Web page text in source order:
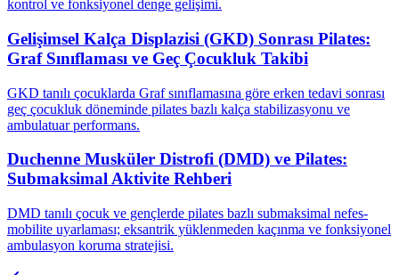
kontrol ve fonksiyonel denge gelişimi.
Gelişimsel Kalça Displazisi (GKD) Sonrası Pilates:
Graf Sınıflaması ve Geç Çocukluk Takibi
GKD tanılı çocuklarda Graf sınıflamasına göre erken tedavi sonrası
geç çocukluk döneminde pilates bazlı kalça stabilizasyonu ve
ambulatuar performans.
Duchenne Musküler Distrofi (DMD) ve Pilates:
Submaksimal Aktivite Rehberi
DMD tanılı çocuk ve gençlerde pilates bazlı submaksimal nefes-
mobilite uyarlaması; eksantrik yüklenmeden kaçınma ve fonksiyonel
ambulasyon koruma stratejisi.